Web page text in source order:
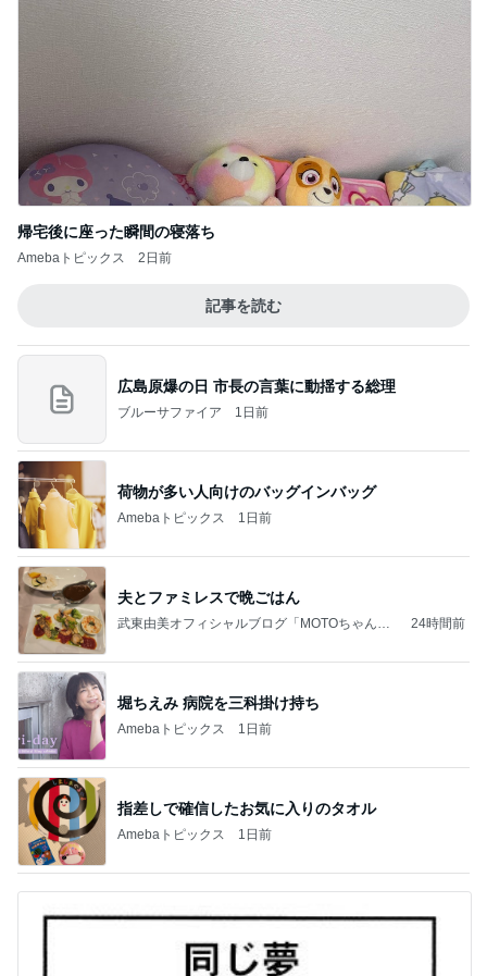
帰宅後に座った瞬間の寝落ち
Amebaトピックス 2日前
記事を読む
広島原爆の日 市長の言葉に動揺する総理
ブルーサファイア 1日前
荷物が多い人向けのバッグインバッグ
Amebaトピックス 1日前
夫とファミレスで晩ごはん
武東由美オフィシャルブログ「MOTOちゃんと
24時間前
堀ちえみ 病院を三科掛け持ち
Amebaトピックス 1日前
指差しで確信したお気に入りのタオル
Amebaトピックス 1日前